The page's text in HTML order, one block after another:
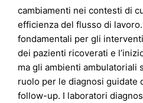
cambiamenti nei contesti di
efficienza del flusso di
fondamentali per gli
dei pazienti ricoverati e
ma gli ambienti ambulatoriali
ruolo per le diagnosi guidate
follow-up. I laboratori